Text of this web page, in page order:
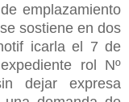
emplazamiento
sostiene en dos
icarla el 7 de
rol Nº
dejar expresa